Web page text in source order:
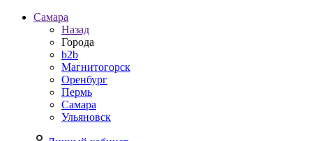
Самара
Назад
Города
b2b
Магнитогорск
Оренбург
Пермь
Самара
Ульяновск